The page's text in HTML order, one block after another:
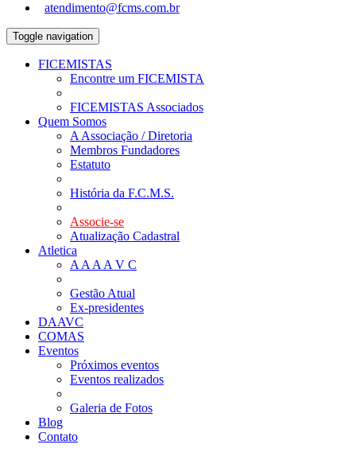
atendimento@fcms.com.br
Toggle navigation
FICEMISTAS
Encontre um FICEMISTA
FICEMISTAS Associados
Quem Somos
A Associação / Diretoria
Membros Fundadores
Estatuto
História da F.C.M.S.
Associe-se
Atualização Cadastral
Atletica
A A A A V C
Gestão Atual
Ex-presidentes
DAAVC
COMAS
Eventos
Próximos eventos
Eventos realizados
Galeria de Fotos
Blog
Contato